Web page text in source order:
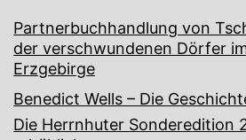
Partnerbuchhandlung von
der verschwundenen Dörfer
Erzgebirge
Benedict Wells – Die
Die Herrnhuter Sonderedition